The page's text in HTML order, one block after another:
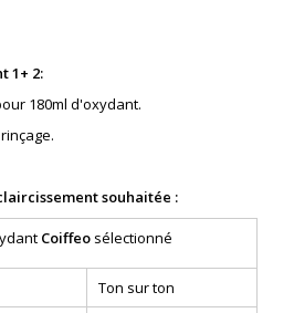
1+ 2:
180ml d'oxydant.
souhaitée :
Coiffeo sélectionné
Ton sur ton